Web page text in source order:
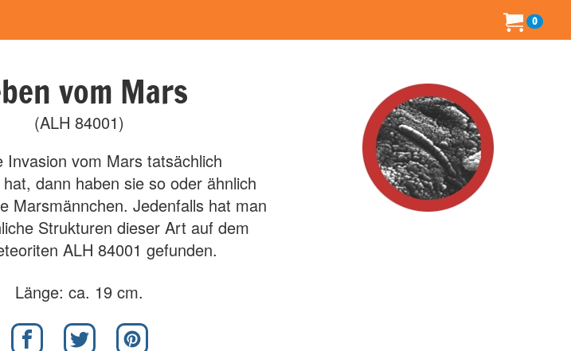
0
vom Mars
(ALH 84001)
Invasion vom Mars tatsächlich
dann haben sie so oder ähnlich
Marsmännchen. Jedenfalls hat man
Strukturen dieser Art auf dem
ALH 84001 gefunden.
Länge: ca. 19 cm.